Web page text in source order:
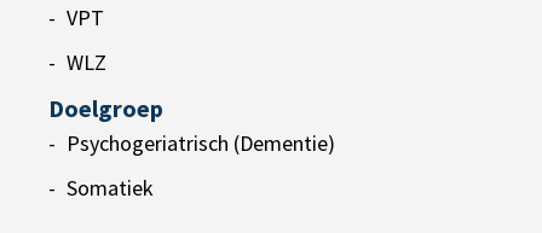
VPT
WLZ
Doelgroep
Psychogeriatrisch (Dementie)
Somatiek